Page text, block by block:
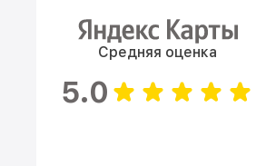
Средняя оценка
5.0